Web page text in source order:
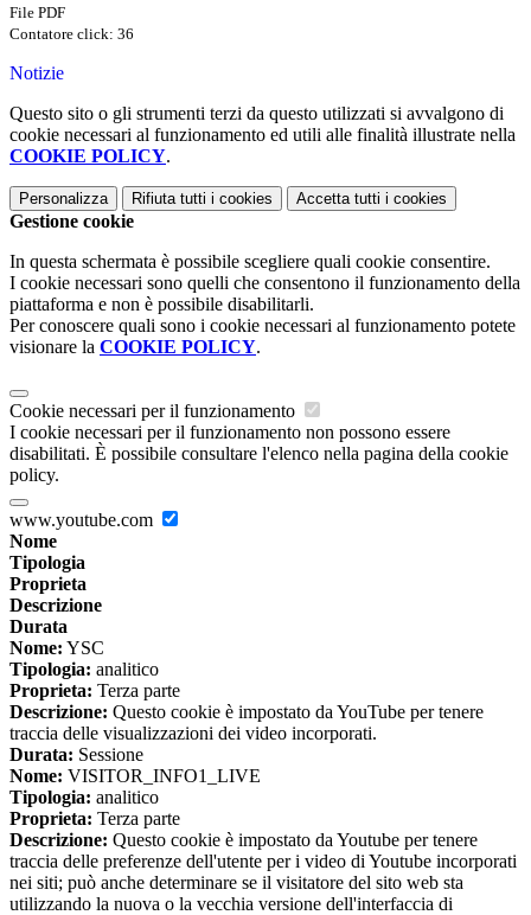
File PDF
Contatore click: 36
Notizie
Questo sito o gli strumenti terzi da questo utilizzati si avvalgono di
cookie necessari al funzionamento ed utili alle finalità illustrate nella
COOKIE POLICY.
Personalizza Rifiuta tutti i cookies Accetta tutti i cookies
Gestione cookie
In questa schermata è possibile scegliere quali cookie consentire.
I cookie necessari sono quelli che consentono il funzionamento della
piattaforma e non è possibile disabilitarli.
Per conoscere quali sono i cookie necessari al funzionamento potete
visionare la COOKIE POLICY.
Cookie necessari per il funzionamento
I cookie necessari per il funzionamento non possono essere
disabilitati. È possibile consultare l'elenco nella pagina della cookie
policy.
www.youtube.com
Nome
Tipologia
Proprieta
Descrizione
Durata
Nome: YSC
Tipologia: analitico
Proprieta: Terza parte
Descrizione: Questo cookie è impostato da YouTube per tenere
traccia delle visualizzazioni dei video incorporati.
Durata: Sessione
Nome: VISITOR_INFO1_LIVE
Tipologia: analitico
Proprieta: Terza parte
Descrizione: Questo cookie è impostato da Youtube per tenere
traccia delle preferenze dell'utente per i video di Youtube incorporati
nei siti; può anche determinare se il visitatore del sito web sta
utilizzando la nuova o la vecchia versione dell'interfaccia di